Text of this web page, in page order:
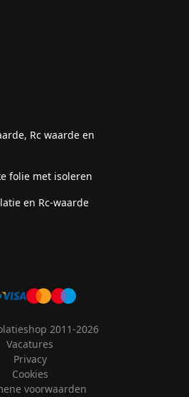
Rc waarde en
folie met isoleren
en Rc-waarde
2011-2026
Vacatures
Privacy
Cookies
voorwaarden